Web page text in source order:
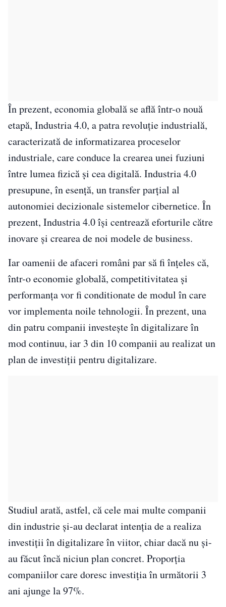
În prezent, economia globală se află într-o nouă
etapă, Industria 4.0, a patra revoluție industrială,
caracterizată de informatizarea proceselor
industriale, care conduce la crearea unei fuziuni
între lumea fizică și cea digitală. Industria 4.0
presupune, în esență, un transfer parțial al
autonomiei decizionale sistemelor cibernetice. În
prezent, Industria 4.0 își centrează eforturile către
inovare și crearea de noi modele de business.
Iar oamenii de afaceri români par să fi înțeles că,
într-o economie globală, competitivitatea și
performanța vor fi conditionate de modul în care
vor implementa noile tehnologii. În prezent, una
din patru companii investește în digitalizare în
mod continuu, iar 3 din 10 companii au realizat un
plan de investiții pentru digitalizare.
Studiul arată, astfel, că cele mai multe companii
din industrie și-au declarat intenția de a realiza
investiții în digitalizare în viitor, chiar dacă nu și-
au făcut încă niciun plan concret. Proporția
companiilor care doresc investiția în următorii 3
ani ajunge la 97%.